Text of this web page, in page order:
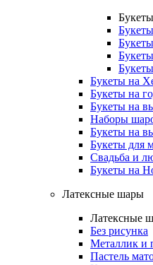
Букеты на
Букеты на
Букеты на
Наборы
Букеты на
Букеты для
Свадьба и
Букеты на
Латексные шары
Латексные
Без рисунка
Металлик и
Пастель